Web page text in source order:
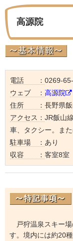
高源院
電話 ： 0269-
ウェブ ： 高源院
住所 ： 長野県
アクセス： JR飯山
車、タクシー。ま
駐車場 ： あり
収容 ： 客室8室
戸狩温泉スキー場
す。境内には約20